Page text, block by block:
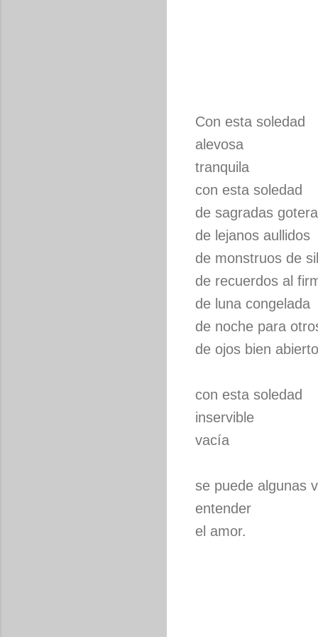
Con esta soledad
alevosa
tranquila
con esta soledad
de sagradas
de lejanos aullidos
de monstruos de
de recuerdos al
de luna congelada
de noche para
de ojos bien
con esta soledad
inservible
vacía
se puede algunas
entender
el amor.